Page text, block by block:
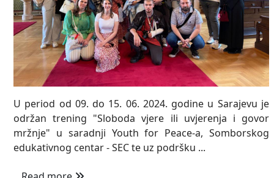
U period od 09. do 15. 06. 2024. godine u Sarajevu je
održan trening "Sloboda vjere ili uvjerenja i govor
mržnje" u saradnji Youth for Peace-a, Somborskog
edukativnog centar - SEC te uz podršku ...